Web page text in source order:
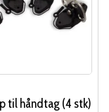
til håndtag (4 stk)